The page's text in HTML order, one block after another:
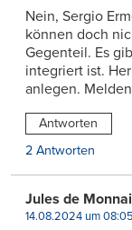
Nein, Sergio
können doch
Gegenteil. Es
integriert ist.
anlegen.
Antworten
2 Antworten
Jules de
14.08.2024 um 08:05